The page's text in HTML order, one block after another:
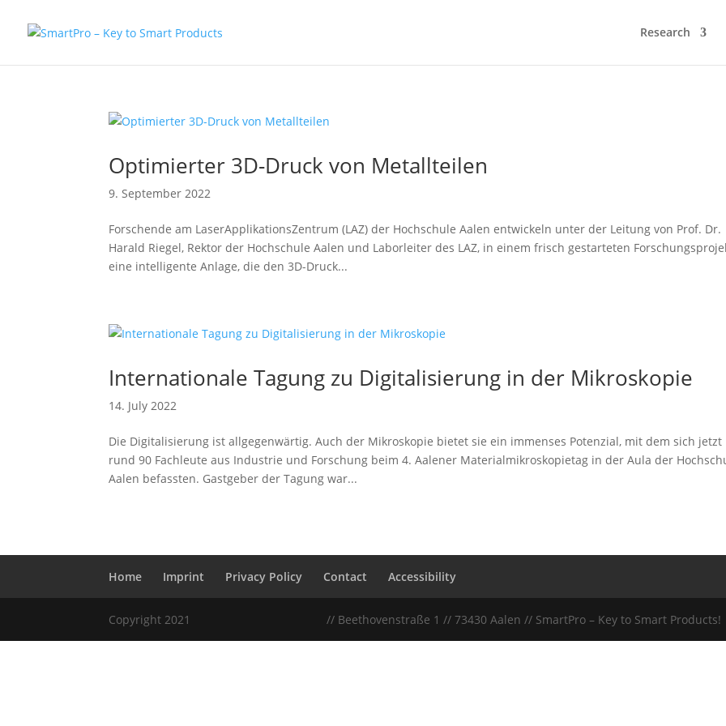
Research
Optimierter 3D-Druck von Metallteilen
9. September 2022
Forschende am LaserApplikationsZentrum (LAZ) der Hochschule Aalen entwickeln unter der Leitung von Prof. Dr.
Harald Riegel, Rektor der Hochschule Aalen und Laborleiter des LAZ, in einem frisch gestarteten
eine intelligente Anlage, die den 3D-Druck...
Internationale Tagung zu Digitalisierung in der Mikroskopie
14. July 2022
Die Digitalisierung ist allgegenwärtig. Auch der Mikroskopie bietet sie ein immenses Potenzial, mit dem sich jetzt
rund 90 Fachleute aus Industrie und Forschung beim 4. Aalener Materialmikroskopietag in der Aula der
Aalen befassten. Gastgeber der Tagung war...
Home Imprint Privacy Policy Contact Accessibility
Copyright 2021 // Beethovenstraße 1 // 73430 Aalen // SmartPro – Key to Smart Products!